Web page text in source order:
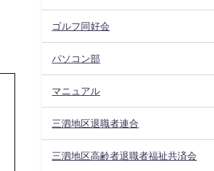
ゴルフ同好会
パソコン部
マニュアル
三泗地区退職者連合
三泗地区高齢者退職者福祉共済会